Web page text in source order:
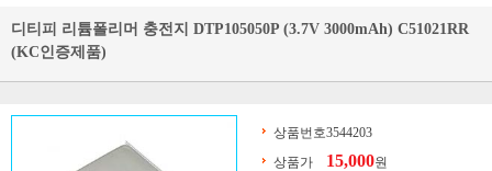
디티피 리튬폴리머 충전지 DTP105050P (3.7V 3000mAh) C51021RR
(KC인증제품)
상품번호3544203
상품가
15,000원